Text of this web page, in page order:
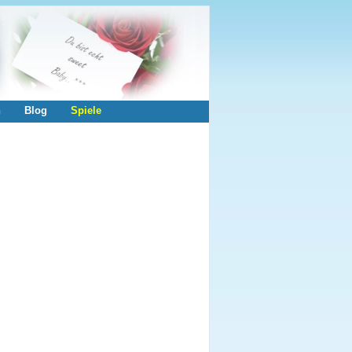
Blog Spiele